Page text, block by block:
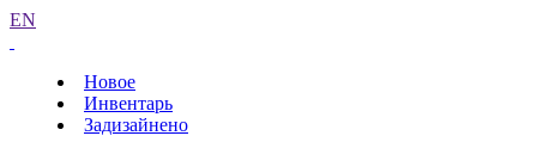
EN
Новое
Инвентарь
Задизайнено